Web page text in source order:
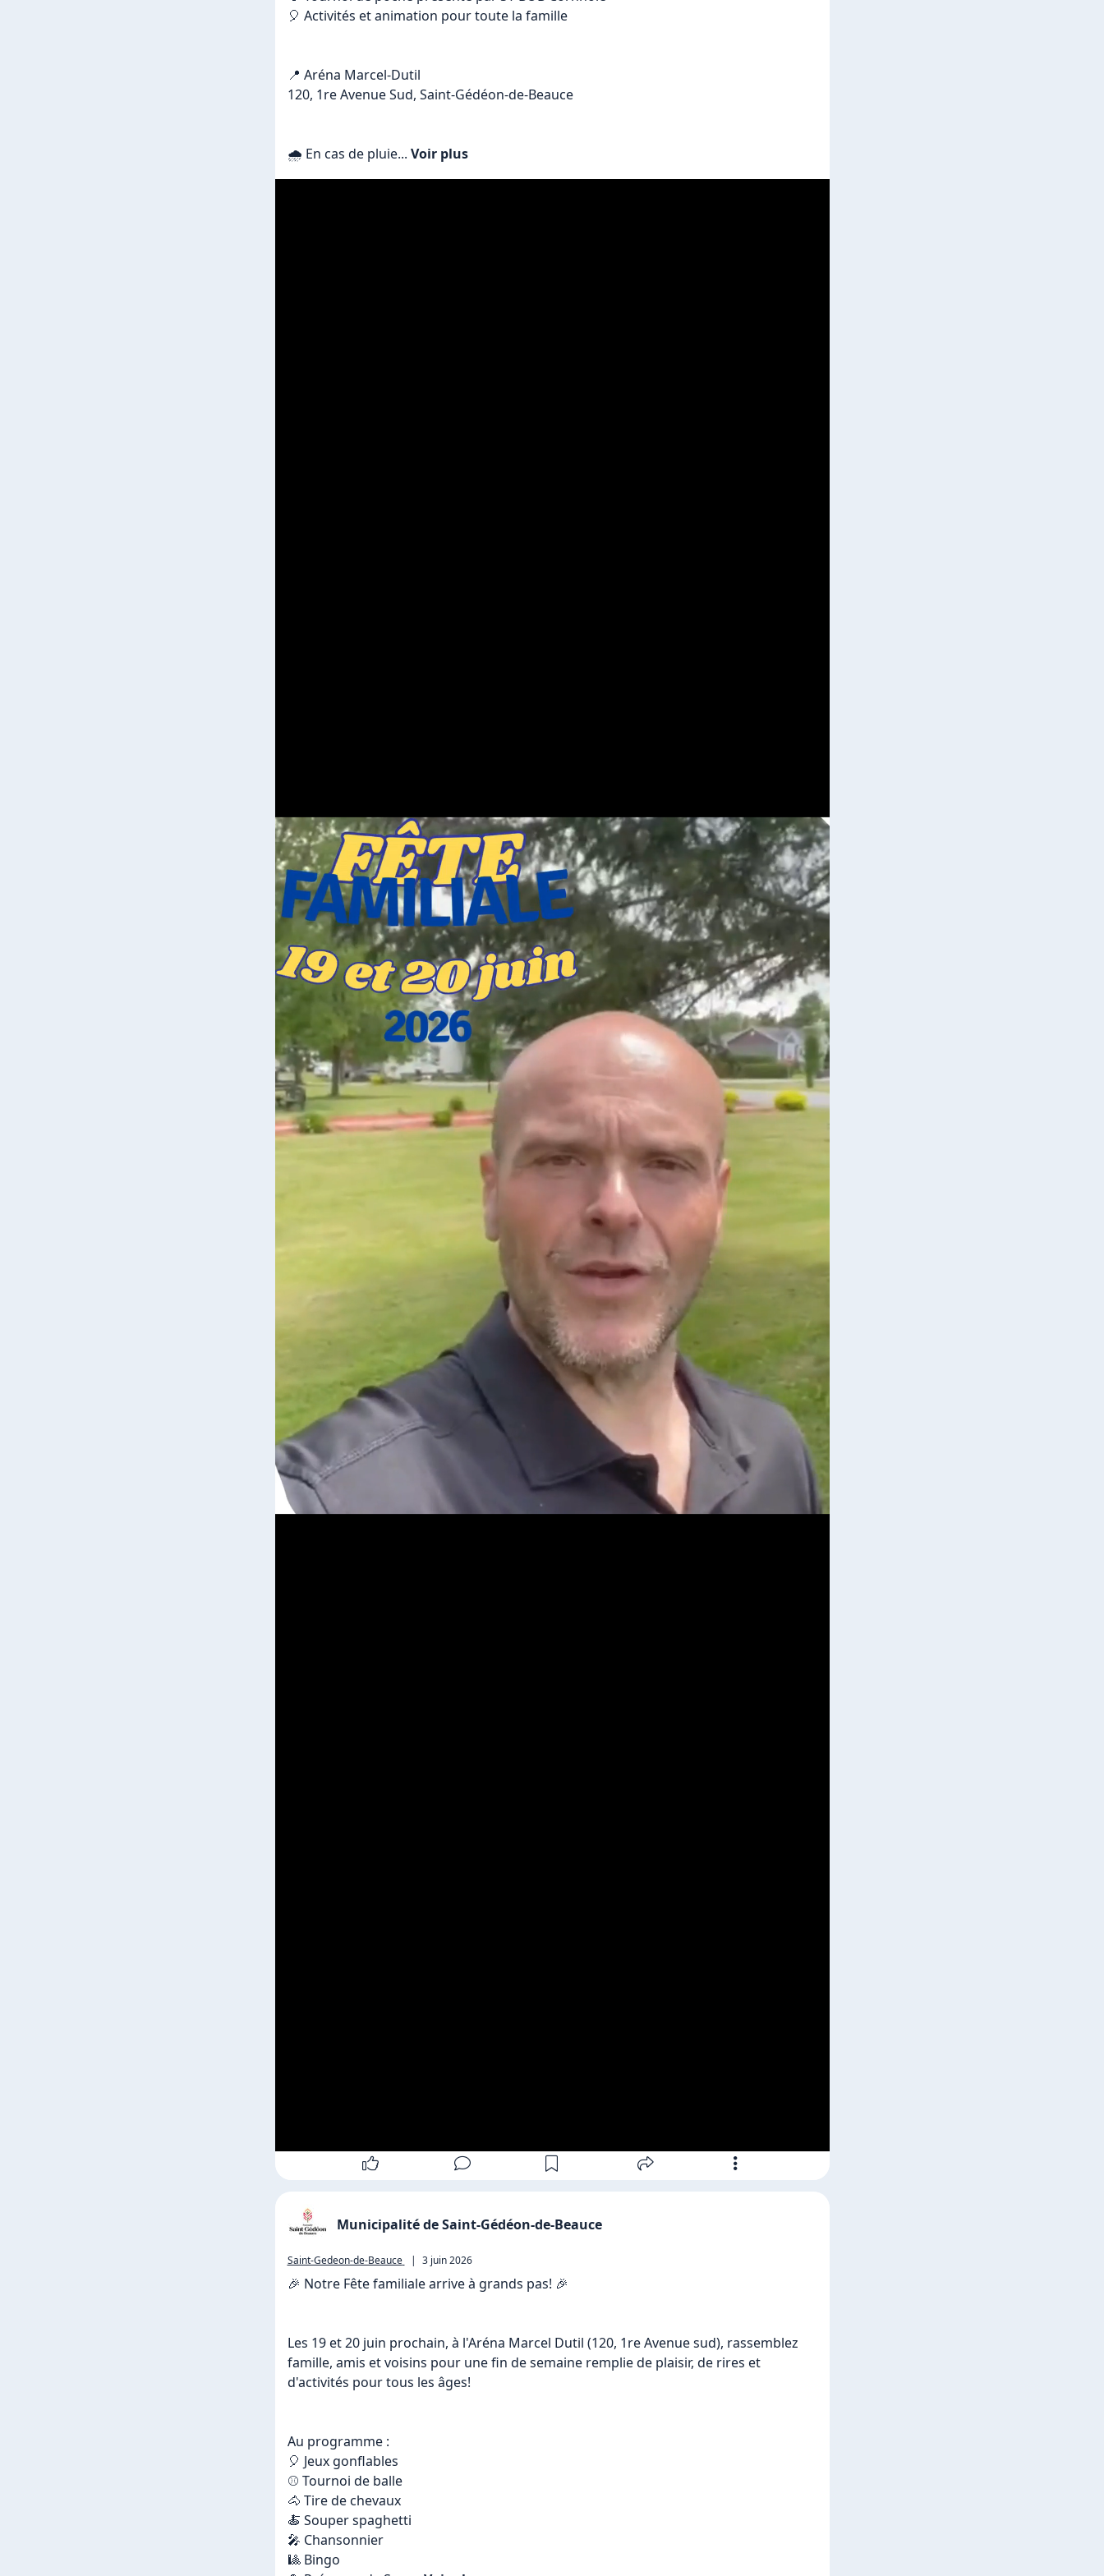
🎈 Activités et animation pour toute la famille
📍 Aréna Marcel-Dutil
120, 1re Avenue Sud, Saint-Gédéon-de-Beauce
🌧 En cas de pluie... Voir plus
Municipalité de Saint-Gédéon-de-Beauce
Saint-Gedeon-de-Beauce | 3 juin 2026
🎉 Notre Fête familiale arrive à grands pas! 🎉
Les 19 et 20 juin prochain, à l'Aréna Marcel Dutil (120, 1re Avenue sud), rassemblez
famille, amis et voisins pour une fin de semaine remplie de plaisir, de rires et
d'activités pour tous les âges!
Au programme :
🎈 Jeux gonflables
⚾ Tournoi de balle
🐴 Tire de chevaux
🍝 Souper spaghetti
🎤 Chansonnier
🎱 Bingo